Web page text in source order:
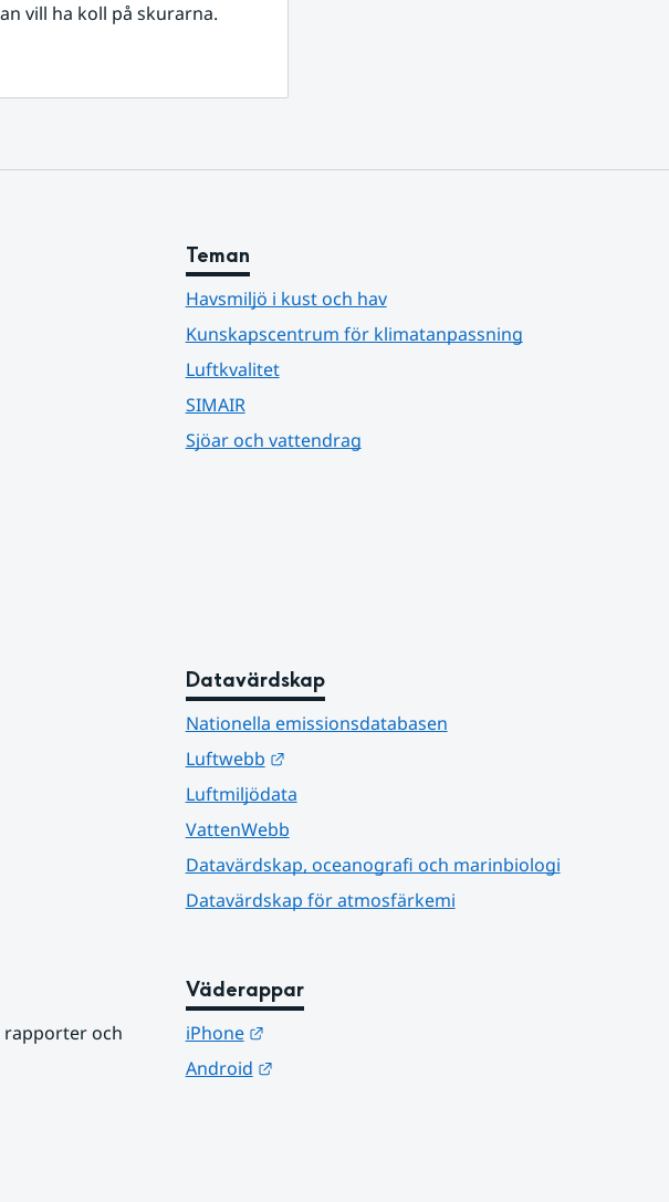
vill ha koll på skurarna.
Teman
Havsmiljö i kust och hav
Kunskapscentrum för klimatanpassning
Luftkvalitet
SIMAIR
Sjöar och vattendrag
Datavärdskap
Nationella emissionsdatabasen
Luftwebb
Länk till annan webbplats.
Luftmiljödata
VattenWebb
Datavärdskap, oceanografi och marinbiologi
Datavärdskap för atmosfärkemi
rapporter och
Väderappar
iPhone
Länk till annan webbplats.
Android
Länk till annan webbplats.